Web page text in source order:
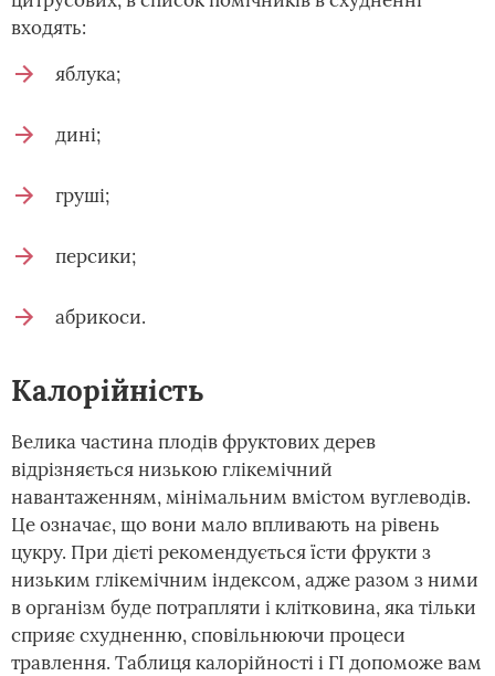
входять:
яблука;
дині;
груші;
персики;
абрикоси.
Калорійність
Велика частина плодів фруктових дерев
відрізняється низькою глікемічний
навантаженням, мінімальним вмістом вуглеводів.
Це означає, що вони мало впливають на рівень
цукру. При дієті рекомендується їсти фрукти з
низьким глікемічним індексом, адже разом з ними
в організм буде потрапляти і клітковина, яка тільки
сприяє схудненню, сповільнюючи процеси
травлення. Таблиця калорійності і ГІ допоможе вам